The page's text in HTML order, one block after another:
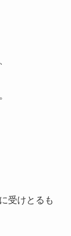
受けとるも